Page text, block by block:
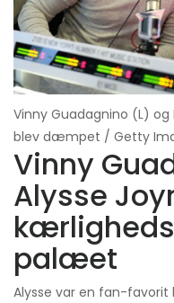
Vinny Guadagnino (L) og
blev dæmpet / Getty
Vinny
Alysse
palæet
Alysse var en fan-favorit